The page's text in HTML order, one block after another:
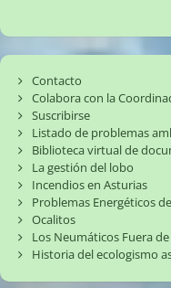
Contacto
Colabora con la
Suscribirse
Listado de problemas
Biblioteca virtual de
La gestión del lobo
Incendios en Asturias
Problemas Energéticos
Ocalitos
Los Neumáticos Fuera de
Historia del ecologismo